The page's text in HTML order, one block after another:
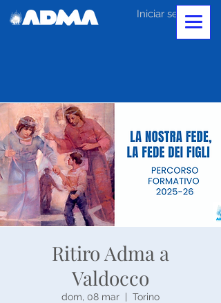
Iniciar sesión
Ritiro Adma a
Valdocco
dom, 08 mar Torino